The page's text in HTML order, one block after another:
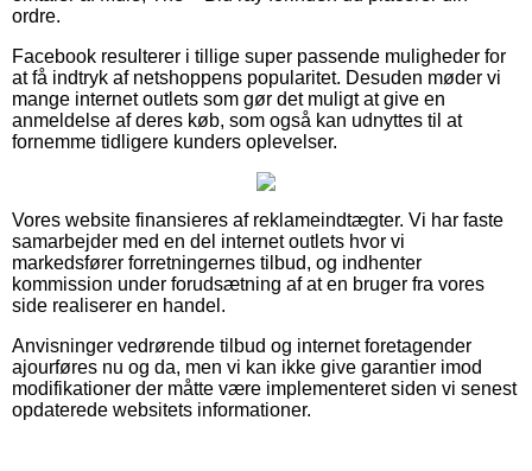
ordre.
Facebook resulterer i tillige super passende muligheder for
at få indtryk af netshoppens popularitet. Desuden møder vi
mange internet outlets som gør det muligt at give en
anmeldelse af deres køb, som også kan udnyttes til at
fornemme tidligere kunders oplevelser.
Vores website finansieres af reklameindtægter. Vi har faste
samarbejder med en del internet outlets hvor vi
markedsfører forretningernes tilbud, og indhenter
kommission under forudsætning af at en bruger fra vores
side realiserer en handel.
Anvisninger vedrørende tilbud og internet foretagender
ajourføres nu og da, men vi kan ikke give garantier imod
modifikationer der måtte være implementeret siden vi senest
opdaterede websitets informationer.